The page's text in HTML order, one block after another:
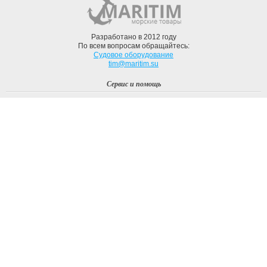
Разработано в 2012 году
По всем вопросам обращайтесь:
Судовое оборудование
tim@maritim.su
Сервис и помощь